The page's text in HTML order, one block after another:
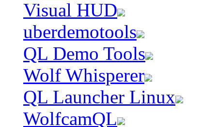
Visual HUD
uberdemotools
QL Demo Tools
Wolf Whisperer
QL Launcher Linux
WolfcamQL